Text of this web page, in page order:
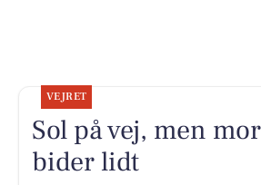
VEJRET
Sol på vej, men
bider lidt